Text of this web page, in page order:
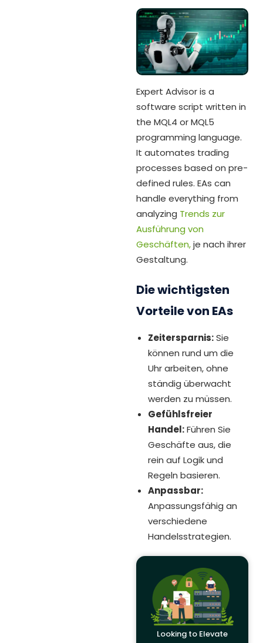
Expert Advisor is a
software script written in
the MQL4 or MQL5
programming language.
It automates trading
processes based on pre-
defined rules. EAs can
handle everything from
analyzing Trends zur
Ausführung von
Geschäften,je nach ihrer
Gestaltung.
Die wichtigsten
Vorteile von EAs
Zeitersparnis:Sie
können rund um die
Uhr arbeiten, ohne
ständig überwacht
werden zu müssen.
Gefühlsfreier
Handel:Führen Sie
Geschäfte aus, die
rein auf Logik und
Regeln basieren.
Anpassbar:
Anpassungsfähig an
verschiedene
Handelsstrategien.
Looking to Elevate